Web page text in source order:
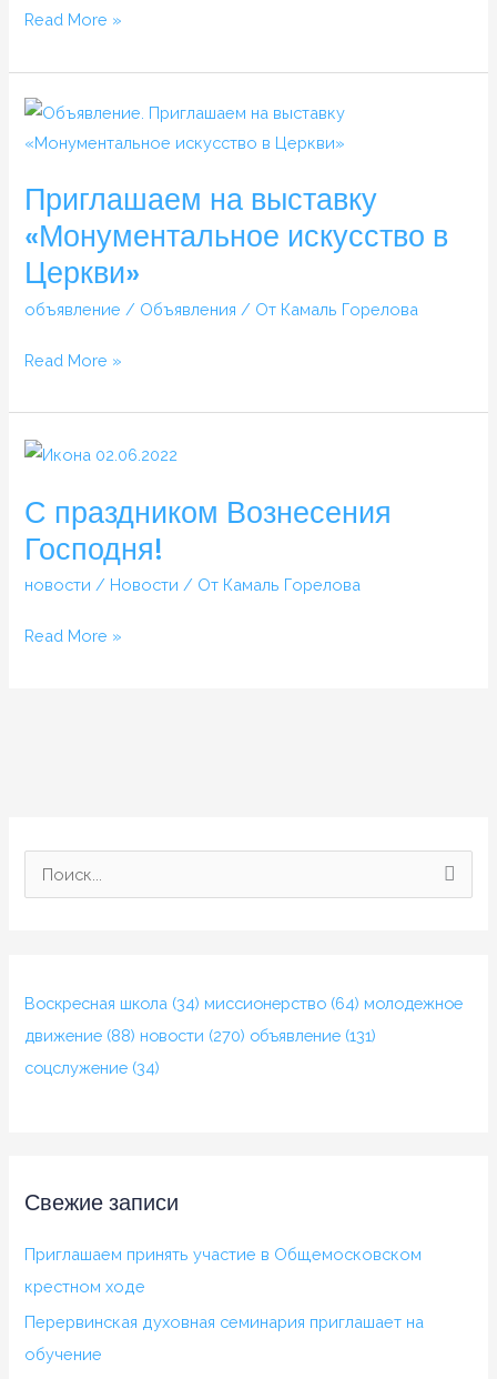
Read More »
Приглашаем на выставку
«Монументальное искусство в
Церкви»
объявление / Объявления / От Камаль Горелова
Приглашаем
на
«Монументальное
искусство
в
Церкви»
Read More »
С праздником Вознесения
Господня!
новости / Новости / От Камаль Горелова
С
Вознесения
Господня!
Read More »
к
:
Воскресная школа (34) миссионерство (64) молодежное
движение (88) новости (270) объявление (131)
соцслужение (34)
Свежие записи
Приглашаем принять участие в Общемосковском
крестном ходе
Перервинская духовная семинария приглашает на
обучение